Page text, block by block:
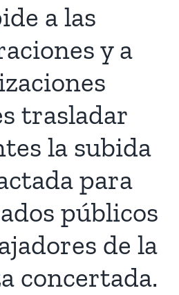
a las
y a
trasladar
la subida
para
públicos
de la
concertada.